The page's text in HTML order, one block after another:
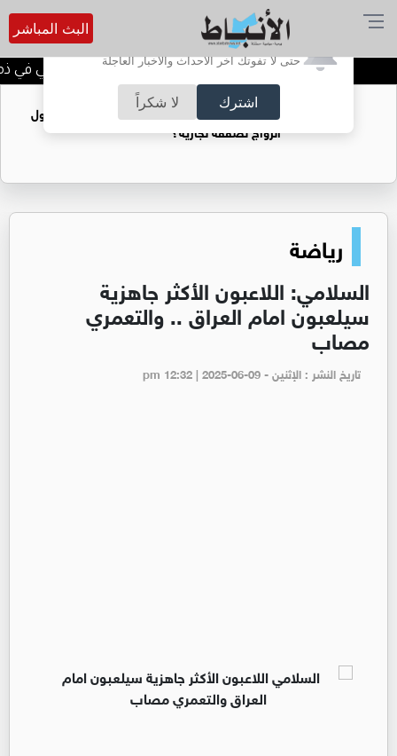
أترغب في تفعيل الإشعارات؟
حتى لا تفوتك آخر الأحداث والأخبار العاجلة
اشترك لا شكراً
البث المباشر
الحاجة خالدة محمود الكرمي في ذمة
فتيات يستغللنه لتحقيق مكاسب مادية.. هل تحول
الزواج لصفقة تجارية؟
رياضة
السلامي: اللاعبون الأكثر جاهزية
سيلعبون امام العراق .. والتعمري
مصاب
تاريخ النشر : الإثنين - pm 12:32 | 2025-06-09